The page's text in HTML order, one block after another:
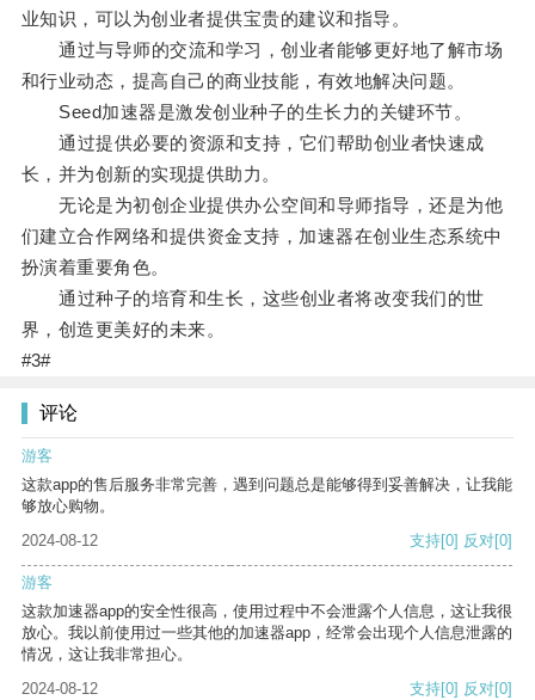
业知识，可以为创业者提供宝贵的建议和指导。
通过与导师的交流和学习，创业者能够更好地了解市场
和行业动态，提高自己的商业技能，有效地解决问题。
Seed加速器是激发创业种子的生长力的关键环节。
通过提供必要的资源和支持，它们帮助创业者快速成
长，并为创新的实现提供助力。
无论是为初创企业提供办公空间和导师指导，还是为他
们建立合作网络和提供资金支持，加速器在创业生态系统中
扮演着重要角色。
通过种子的培育和生长，这些创业者将改变我们的世
界，创造更美好的未来。
#3#
评论
游客
这款app的售后服务非常完善，遇到问题总是能够得到妥善解决，让我能
够放心购物。
2024-08-12
支持[0] 反对[0]
游客
这款加速器app的安全性很高，使用过程中不会泄露个人信息，这让我很
放心。我以前使用过一些其他的加速器app，经常会出现个人信息泄露的
情况，这让我非常担心。
2024-08-12
支持[0] 反对[0]